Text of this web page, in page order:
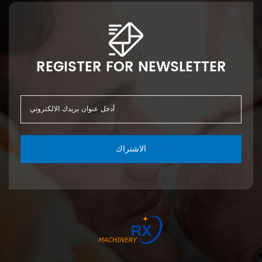
REGISTER FOR NEWSLETTER
الاشتراك